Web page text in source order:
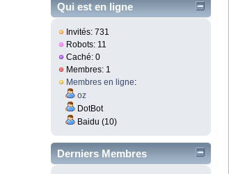
Qui est en ligne
Invités: 731
Robots: 11
Caché: 0
Membres: 1
Membres en ligne:
oz
DotBot
Baidu (10)
Derniers Membres